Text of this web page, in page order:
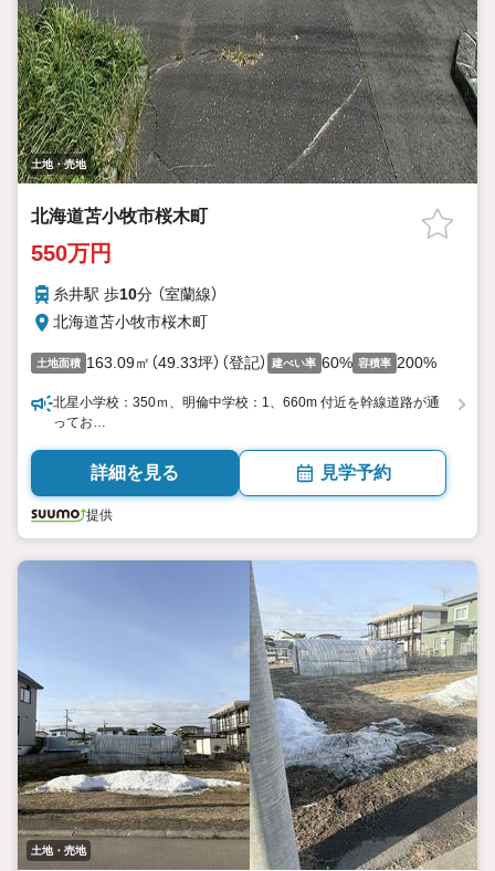
土地・売地
北海道苫小牧市桜木町
550万円
糸井駅 歩10分 （室蘭線）
北海道苫小牧市桜木町
土地面積 163.09㎡（49.33坪）（登記） 建ぺい率 60% 容積率 200%
北星小学校：350ｍ、明倫中学校：1、660m 付近を幹線道路が通
ってお…
詳細を見る 見学予約
提供
土地・売地